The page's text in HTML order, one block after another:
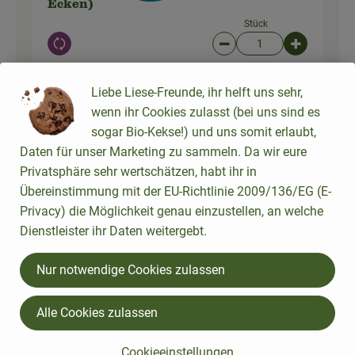
Ecken)
Auswahl ändern
Stück
Artikelanzahl
50 ml
Sahne
Auswahl ändern
Schlagsahne 30% (200g)
10,95 € /1kg
Becher
Gesamtpreis:
Du hast sicher:
Liebe Liese-Freunde, ihr helft uns sehr,
wenn ihr Cookies zulasst (bei uns sind es
sogar Bio-Kekse!) und uns somit erlaubt,
Daten für unser Marketing zu sammeln. Da wir eure
Privatsphäre sehr wertschätzen, habt ihr in
Übereinstimmung mit der EU-Richtlinie 2009/136/EG (E-
Privacy) die Möglichkeit genau einzustellen, an welche
Dienstleister ihr Daten weitergebt.
Nur notwendige Cookies zulassen
Alle Cookies zulassen